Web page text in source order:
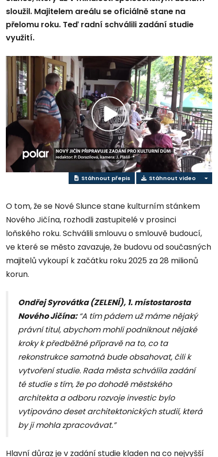
sloužil. Majitelem areálu se oficiálně stane na
přelomu roku. Teď radní schválili zadání studie
využití.
Přehrát
video
Stáhnout přepis Stáhnout video
O tom, že se Nové Slunce stane kulturním stánkem
Nového Jičína, rozhodli zastupitelé v prosinci
loňského roku. Schválili smlouvu o smlouvě budoucí,
ve které se město zavazuje, že budovu od současných
majitelů vykoupí k začátku roku 2025 za 28 milionů
korun.
Ondřej Syrovátka (ZELENÍ), 1. místostarosta
Nového Jičína:“A tím pádem už máme nějaký
právní titul, abychom mohli podniknout nějaké
kroky k předběžné přípravě na to, co ta
rekonstrukce samotná bude obsahovat, čili k
vytvoření studie. Rada města schválila zadání
té studie s tím, že po dohodě městského
architekta a odboru rozvoje investic bylo
vytipováno deset architektonických studií, která
by ji mohla zpracovávat.”
Hlavní důraz je v zadání studie kladen na co nejvyšší